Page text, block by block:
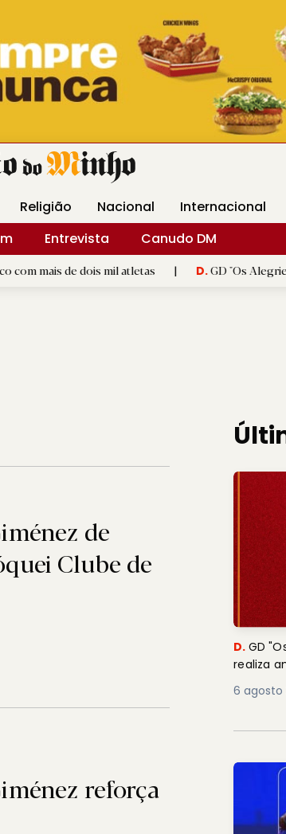
DM Livraria DM Arquidiocese Braga
Religião Nacional
Internacional
Entrevista
Canudo DM
mil atletas | D.GD "Os Alegrienses" celebra
de
Clube de
reforça
D. GD
realiza
6 agosto